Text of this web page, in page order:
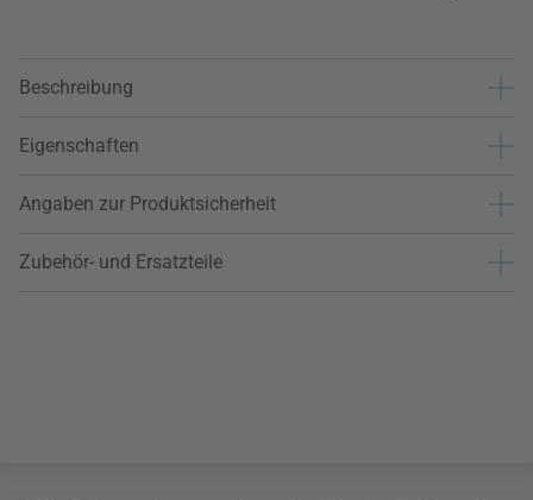
Beschreibung
Eigenschaften
Angaben zur Produktsicherheit
Zubehör- und Ersatzteile